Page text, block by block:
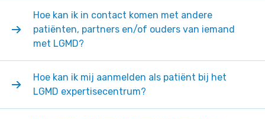
Hoe kan ik in contact komen met andere
patiënten, partners en/of ouders van iemand
met LGMD?
Hoe kan ik mij aanmelden als patiënt bij het
LGMD expertisecentrum?